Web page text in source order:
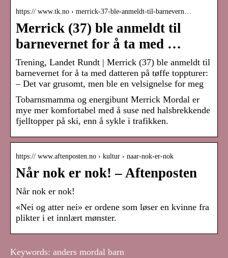
https:// www.tk.no › merrick-37-ble-anmeldt-til-barnevern…
Merrick (37) ble anmeldt til
barnevernet for å ta med …
Trening, Landet Rundt | Merrick (37) ble anmeldt til
barnevernet for å ta med datteren på tøffe toppturer:
– Det var grusomt, men ble en velsignelse for meg
Tobarnsmamma og energibunt Merrick Mordal er
mye mer komfortabel med å suse ned halsbrekkende
fjelltopper på ski, enn å sykle i trafikken.
https:// www.aftenposten.no › kultur › naar-nok-er-nok
Når nok er nok! – Aftenposten
Når nok er nok!
«Nei og atter nei» er ordene som løser en kvinne fra
plikter i et innlært mønster.
Keywords: anders mordal barn